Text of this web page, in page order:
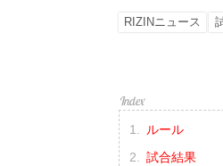
RIZINニュース
ルール
試合結果